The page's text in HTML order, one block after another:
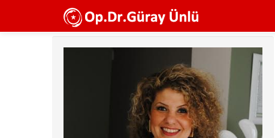
atla